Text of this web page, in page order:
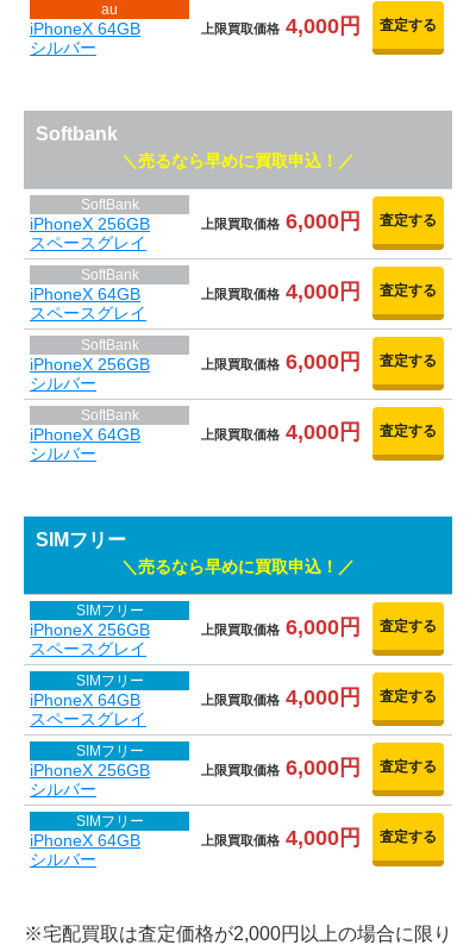
au
iPhoneX 64GB
シルバー
上限買取価格 4,000円 査定する
Softbank
売るなら早めに買取申込！
SoftBank
iPhoneX 256GB
スペースグレイ
上限買取価格 6,000円 査定する
SoftBank
iPhoneX 64GB
スペースグレイ
上限買取価格 4,000円 査定する
SoftBank
iPhoneX 256GB
シルバー
上限買取価格 6,000円 査定する
SoftBank
iPhoneX 64GB
シルバー
上限買取価格 4,000円 査定する
SIMフリー
売るなら早めに買取申込！
SIMフリー
iPhoneX 256GB
スペースグレイ
上限買取価格 6,000円 査定する
SIMフリー
iPhoneX 64GB
スペースグレイ
上限買取価格 4,000円 査定する
SIMフリー
iPhoneX 256GB
シルバー
上限買取価格 6,000円 査定する
SIMフリー
iPhoneX 64GB
シルバー
上限買取価格 4,000円 査定する
※宅配買取は査定価格が2,000円以上の場合に限り